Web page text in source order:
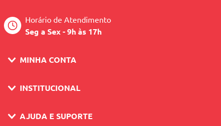
Horário de Atendimento
Seg a Sex - 9h às 17h
MINHA CONTA
INSTITUCIONAL
AJUDA E SUPORTE